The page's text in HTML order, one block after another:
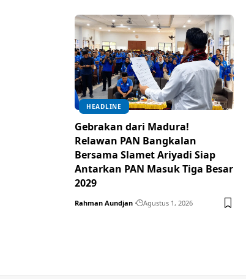
HEADLINE
Gebrakan dari Madura!
Relawan PAN Bangkalan
Bersama Slamet Ariyadi Siap
Antarkan PAN Masuk Tiga Besar
2029
Rahman Aundjan Agustus 1, 2026